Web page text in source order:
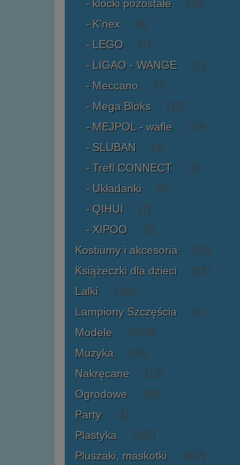
klocki pozostałe (33)
K'nex (0)
LEGO (1)
LIGAO - WANGE (1)
Meccano (0)
Mega Bloks (15)
MEJPOL - wafle (19)
SLUBAN (9)
Trefl CONNECT (1)
Układanki (5)
QIHUI (7)
XIPOO (3)
Kostiumy i akcesoria (53)
Książeczki dla dzieci (13)
Lalki (349)
Lampiony Szczęścia (2)
Modele (1756)
Muzyka (46)
Nakręcane (13)
Ogrodowe (94)
Party (1)
Plastyka (397)
Pluszaki, maskotki (602)